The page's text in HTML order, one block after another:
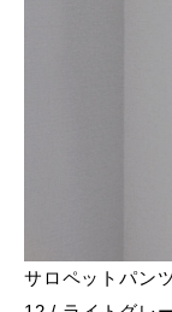
サロペットパン